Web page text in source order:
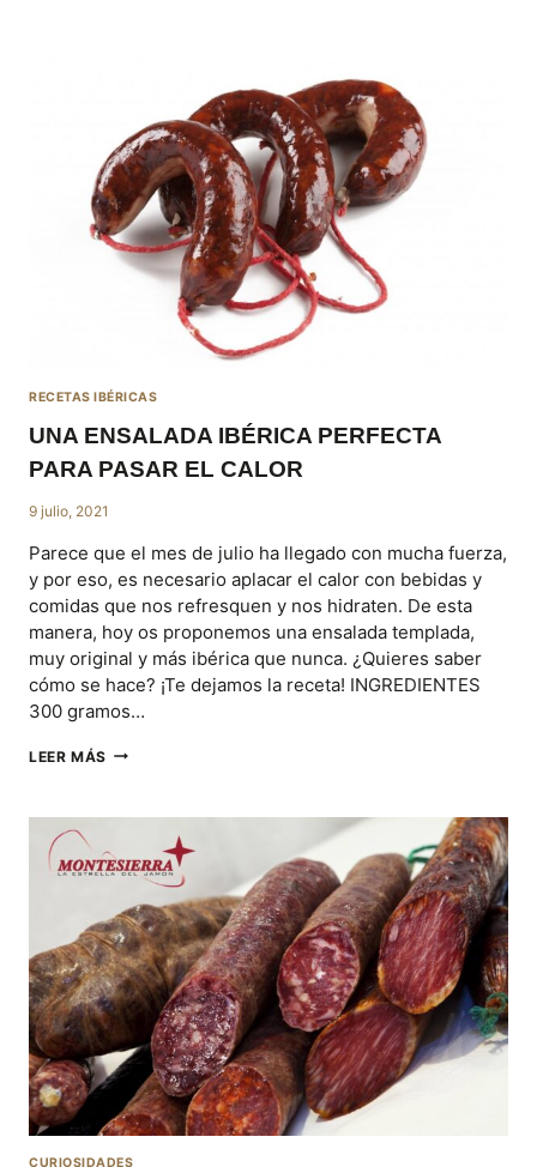
COMPLEMENTO
PERFECTO
PARA
TODOS
TUS
PLATOS
RECETAS IBÉRICAS
UNA ENSALADA IBÉRICA PERFECTA
PARA PASAR EL CALOR
9 julio, 2021
Parece que el mes de julio ha llegado con mucha fuerza,
y por eso, es necesario aplacar el calor con bebidas y
comidas que nos refresquen y nos hidraten. De esta
manera, hoy os proponemos una ensalada templada,
muy original y más ibérica que nunca. ¿Quieres saber
cómo se hace? ¡Te dejamos la receta! INGREDIENTES
300 gramos…
LEER MÁSUNA
PERFECTA
PASAR
EL
CALOR
CURIOSIDADES